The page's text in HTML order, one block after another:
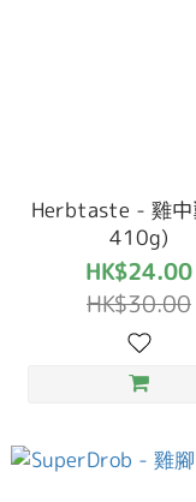
Herbtaste - 雞中
410g)
HK$24.00
HK$30.00